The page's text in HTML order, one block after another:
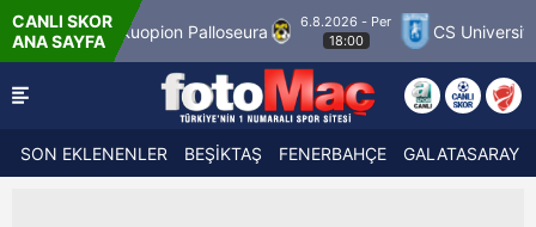
CANLI SKOR
ANA SAYFA
Kuopion Palloseura
6.8.2026 - Per
18:00
CS Universitatea Craiova
SON EKLENENLER BEŞİKTAŞ FENERBAHÇE GALATASARAY